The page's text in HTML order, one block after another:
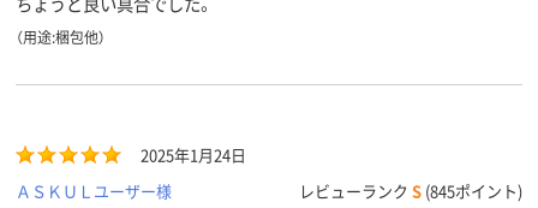
（用途:梱包他）
2025年1月24日
ＡＳＫＵＬユーザー様
レビューランク S (845ポイント)